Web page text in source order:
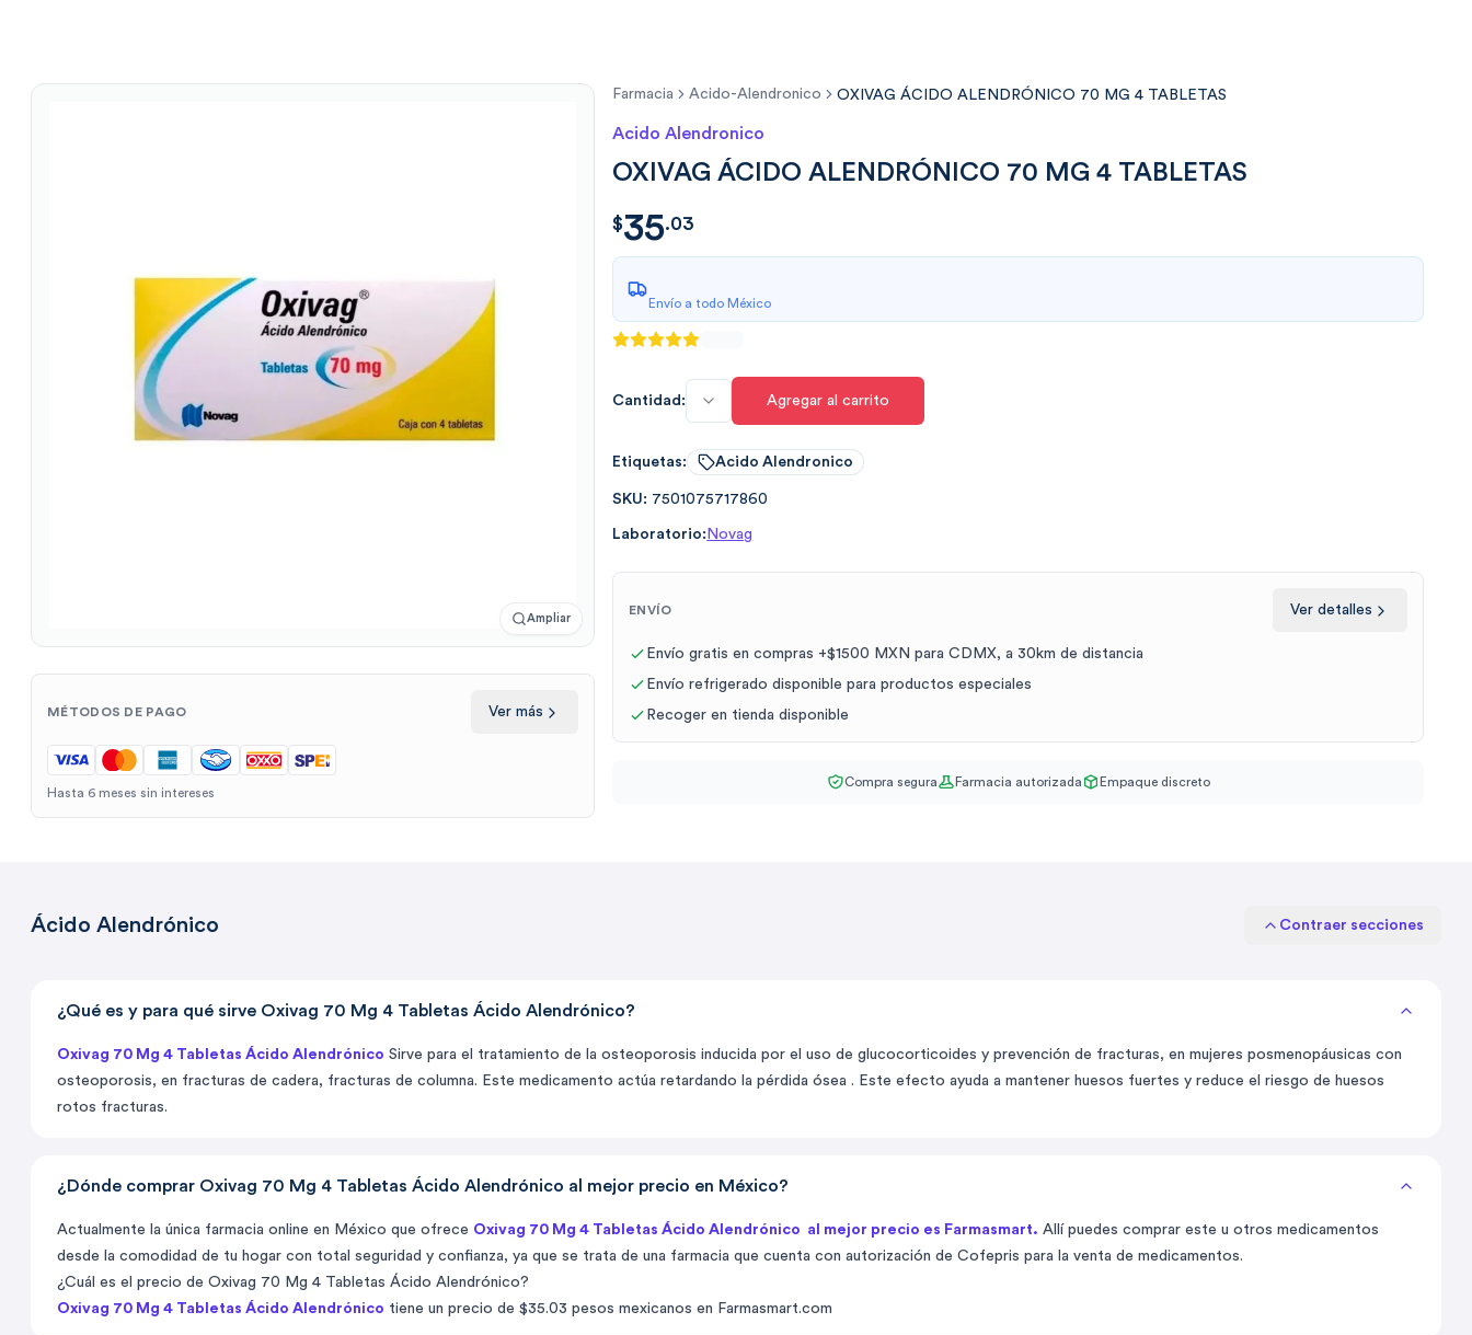
Ampliar
MÉTODOS DE PAGO Ver más
Hasta 6 meses sin intereses
Farmacia Acido-Alendronico OXIVAG ÁCIDO ALENDRÓNICO 70 MG 4 TABLETAS
Acido Alendronico
OXIVAG ÁCIDO ALENDRÓNICO 70 MG 4 TABLETAS
$35.03
$35.03
Envío a todo México
Cantidad: Agregar al carrito
Etiquetas: Acido Alendronico
SKU: 7501075717860
Laboratorio: Novag
ENVÍO Ver detalles
Envío gratis en compras +$1500 MXN para CDMX, a 30km de distancia
Envío refrigerado disponible para productos especiales
Recoger en tienda disponible
Compra segura Farmacia autorizada Empaque discreto
Ácido Alendrónico Contraer secciones
¿Qué es y para qué sirve Oxivag 70 Mg 4 Tabletas Ácido Alendrónico?
Oxivag 70 Mg 4 Tabletas Ácido Alendrónico Sirve para el tratamiento de la osteoporosis inducida por el uso de glucocorticoides y prevención de fracturas, en mujeres posmenopáusicas con
osteoporosis, en fracturas de cadera, fracturas de columna. Este medicamento actúa retardando la pérdida ósea . Este efecto ayuda a mantener huesos fuertes y reduce el riesgo de huesos
rotos fracturas.
¿Dónde comprar Oxivag 70 Mg 4 Tabletas Ácido Alendrónico al mejor precio en México?
Actualmente la única farmacia online en México que ofrece Oxivag 70 Mg 4 Tabletas Ácido Alendrónico al mejor precio es Farmasmart. Allí puedes comprar este u otros medicamentos
desde la comodidad de tu hogar con total seguridad y confianza, ya que se trata de una farmacia que cuenta con autorización de Cofepris para la venta de medicamentos.
¿Cuál es el precio de Oxivag 70 Mg 4 Tabletas Ácido Alendrónico?
Oxivag 70 Mg 4 Tabletas Ácido Alendrónico tiene un precio de $35.03 pesos mexicanos en Farmasmart.com